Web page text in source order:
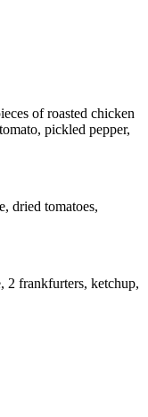
of roasted chicken
pickled pepper,
dried tomatoes,
2 frankfurters, ketchup,